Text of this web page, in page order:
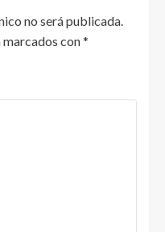
no será publicada.
con*